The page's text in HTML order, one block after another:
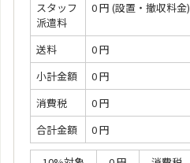
スタッフ
派遣料
0 円 (設置・撤収料金)
送料
0 円
小計金額
0 円
消費税
0 円
合計金額
0 円